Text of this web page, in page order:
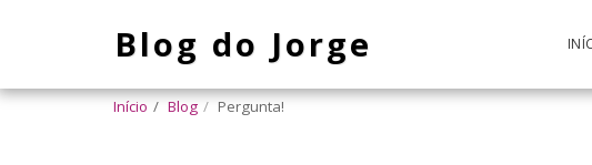
Blog do Jorge
Início Blog Pergunta!